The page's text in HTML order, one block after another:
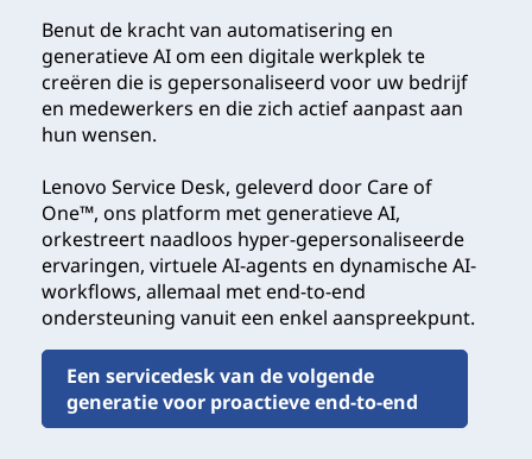
Benut de kracht van automatisering en
generatieve AI om een digitale werkplek te
creëren die is gepersonaliseerd voor uw bedrijf
en medewerkers en die zich actief aanpast aan
hun wensen.
Lenovo Service Desk, geleverd door Care of
One™, ons platform met generatieve AI,
orkestreert naadloos hyper-gepersonaliseerde
ervaringen, virtuele AI-agents en dynamische AI-
workflows, allemaal met end-to-end
ondersteuning vanuit een enkel aanspreekpunt.
Een servicedesk van de volgende
generatie voor proactieve end-to-end